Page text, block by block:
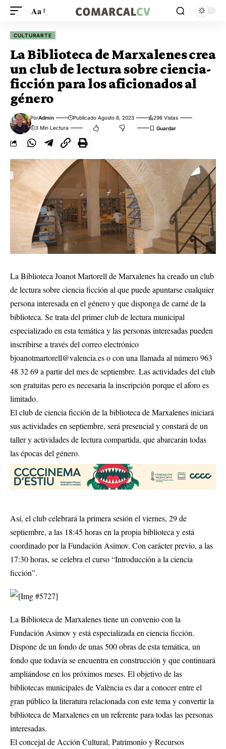
Aa
CULTURARTE
La Biblioteca de Marxalenes crea
un club de lectura sobre ciencia-
ficción para los aficionados al
género
PorAdmin Publicado Agosto 8, 2023
296 Vistas
3 Min Lectura
La Biblioteca Joanot Martorell de Marxalenes ha creado un club
de lectura sobre ciencia ficción al que puede apuntarse cualquier
persona interesada en el género y que disponga de carné de la
biblioteca. Se trata del primer club de lectura municipal
especializado en esta temática y las personas interesadas pueden
inscribirse a través del correo electrónico
bjoanotmartorell@valencia.eso con una llamada al número 963
48 32 69 a partir del mes de septiembre. Las actividades del club
son gratuitas pero es necesaria la inscripción porque el aforo es
limitado.
El club de ciencia ficción de la biblioteca de Marxalenes iniciará
sus actividades en septiembre, será presencial y constará de un
taller y actividades de lectura compartida, que abarcarán todas
las épocas del género.
Así, el club celebrará la primera sesión el viernes, 29 de
septiembre, a las 18:45 horas en la propia biblioteca y está
coordinado por la Fundación Asimov. Con carácter previo, a las
17:30 horas, se celebra el curso “Introducción a la ciencia
ficción”.
La Biblioteca de Marxalenes tiene un convenio con la
Fundación Asimov y está especializada en ciencia ficción.
Dispone de un fondo de unas 500 obras de esta temática, un
fondo que todavía se encuentra en construcción y que continuará
ampliándose en los próximos meses. El objetivo de las
bibliotecas municipales de València es dar a conocer entre el
gran público la literatura relacionada con este tema y convertir la
biblioteca de Marxalenes en un referente para todas las personas
interesadas.
El concejal de Acción Cultural, Patrimonio y Recursos